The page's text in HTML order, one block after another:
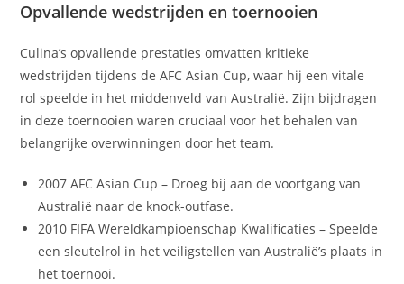
Opvallende wedstrijden en toernooien
Culina’s opvallende prestaties omvatten kritieke
wedstrijden tijdens de AFC Asian Cup, waar hij een vitale
rol speelde in het middenveld van Australië. Zijn bijdragen
in deze toernooien waren cruciaal voor het behalen van
belangrijke overwinningen door het team.
2007 AFC Asian Cup – Droeg bij aan de voortgang van
Australië naar de knock-outfase.
2010 FIFA Wereldkampioenschap Kwalificaties – Speelde
een sleutelrol in het veiligstellen van Australië’s plaats in
het toernooi.